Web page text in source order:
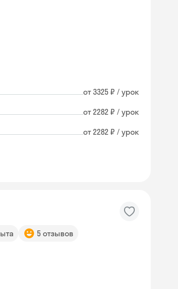
от 3325 ₽ / урок
от 2282 ₽ / урок
от 2282 ₽ / урок
5 отзывов